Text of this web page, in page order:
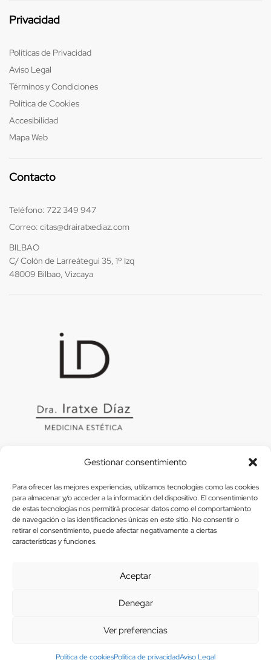
Gestionar consentimiento
Para ofrecer las mejores experiencias, utilizamos tecnologías como las cookies
para almacenar y/o acceder a la información del dispositivo. El consentimiento
de estas tecnologías nos permitirá procesar datos como el comportamiento
de navegación o las identificaciones únicas en este sitio. No consentir o
retirar el consentimiento, puede afectar negativamente a ciertas
características y funciones.
Aceptar
Denegar
Ver preferencias
Política de cookiesPolítica de privacidadAviso Legal
Privacidad
Políticas de Privacidad
Aviso Legal
Términos y Condiciones
Política de Cookies
Accesibilidad
Mapa Web
Contacto
Teléfono: 722 349 947
Correo: citas@drairatxediaz.com
BILBAO
C/ Colón de Larreátegui 35, 1º Izq
48009 Bilbao, Vizcaya
Usamos Métodos De Pago Seguros